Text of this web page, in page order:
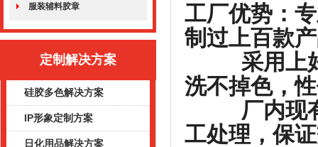
服装辅料胶章
定制解决方案
硅胶多色解决方案
IP形象定制方案
日化用品解决方案
工厂优势：
制过上百款
采用上好
洗不掉色，
厂内现有
工处理，保